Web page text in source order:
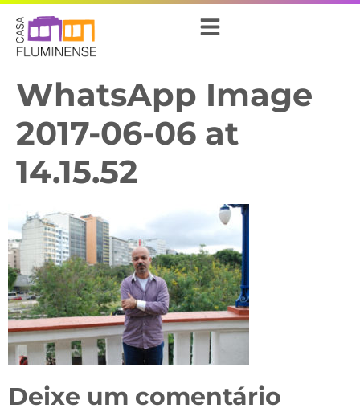
WhatsApp Image
2017-06-06 at
14.15.52
Deixe um comentário